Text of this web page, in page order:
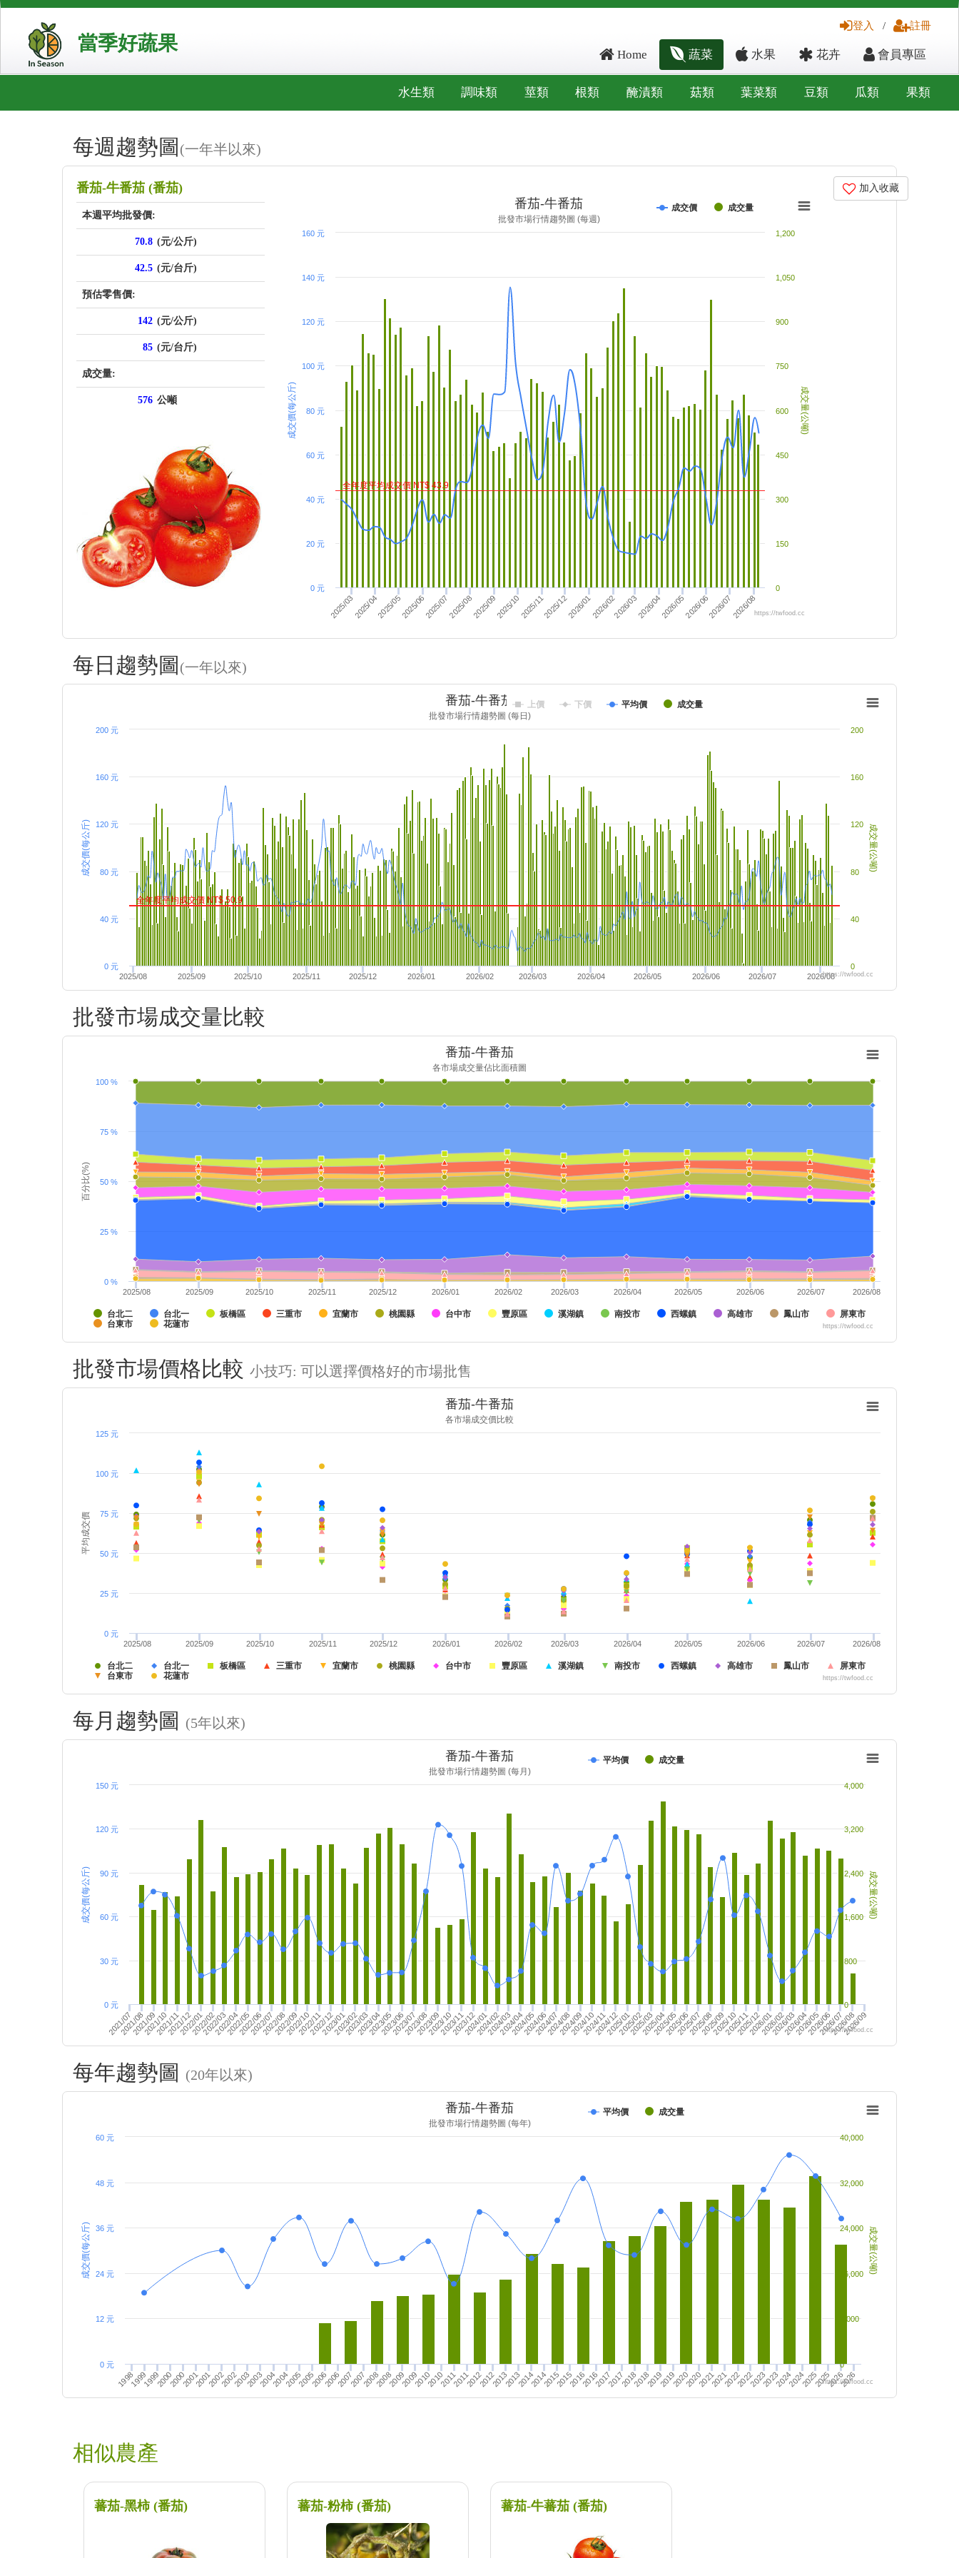
當季好蔬果
登入 / 註冊
Home 蔬菜 水果 花卉 會員專區
水生類 調味類 莖類 根類 醃漬類 菇類 葉菜類 豆類 瓜類 果類
每週趨勢圖 (一年半以來)
番茄-牛番茄 (番茄)
本週平均批發價:
70.8 (元/公斤)
42.5 (元/台斤)
預估零售價:
142 (元/公斤)
85 (元/台斤)
成交量:
576 公噸
加入收藏
成交價(每公斤) 成交量(公噸)
番茄-牛番茄
批發市場行情趨勢圖 (每週)
成交價 成交量
2025/032025/042025/052025/062025/072025/082025/092025/102025/112025/122026/012026/022026/032026/042026/052026/062026/072026/08
0 元
20 元
40 元
60 元
80 元
100 元
120 元
140 元
160 元
0
150
300
450
600
750
900
1,050
1,200
https://twfood.cc
全年度平均成交價 NT$ 43.9
每日趨勢圖 (一年以來)
成交價(每公斤) 成交量(公噸)
番茄-牛番茄
批發市場行情趨勢圖 (每日)
上價 下價 平均價 成交量
2025/08 2025/09 2025/10 2025/11 2025/12 2026/01 2026/02 2026/03 2026/04 2026/05 2026/06 2026/07 2026/08
0 元
40 元
80 元
120 元
160 元
200 元
0
40
80
120
160
200
https://twfood.cc
全年度平均成交價 NT$ 50.9
批發市場成交量比較
百分比(%)
番茄-牛番茄
各市場成交量佔比面積圖
台北二 台北一 板橋區 三重市 宜蘭市 桃園縣 台中市 豐原區 溪湖鎮 南投市 西螺鎮 高雄市 鳳山市
屏東市
台東市
花蓮市
2025/08 2025/09 2025/10 2025/11 2025/12 2026/01 2026/02 2026/03 2026/04 2026/05 2026/06 2026/07 2026/08
0 %
25 %
50 %
75 %
100 %
https://twfood.cc
批發市場價格比較 小技巧: 可以選擇價格好的市場批售
平均成交價
番茄-牛番茄
各市場成交價比較
台北二 台北一 板橋區 三重市 宜蘭市 桃園縣 台中市 豐原區 溪湖鎮 南投市 西螺鎮 高雄市 鳳山市
屏東市
台東市
花蓮市
2025/08 2025/09 2025/10 2025/11 2025/12 2026/01 2026/02 2026/03 2026/04 2026/05 2026/06 2026/07 2026/08
0 元
25 元
50 元
75 元
100 元
125 元
https://twfood.cc
每月趨勢圖 (5年以來)
成交價(每公斤) 成交量(公噸)
番茄-牛番茄
批發市場行情趨勢圖 (每月)
平均價 成交量
2021/07
2021/082021/092021/102021/112021/122022/012022/02
2022/032022/042022/052022/062022/072022/082022/092022/102022/112022/122023/012023/02
2023/032023/042023/052023/062023/072023/082023/092023/102023/112023/122024/012024/02
2024/032024/042024/052024/062024/072024/082024/092024/102024/112024/122025/012025/02
2025/032025/042025/052025/062025/072025/082025/092025/102025/112025/122026/012026/02
2026/032026/042026/052026/062026/072026/082026/09
0 元
30 元
60 元
90 元
120 元
150 元
0
800
1,600
2,400
3,200
4,000
https://twfood.cc
每年趨勢圖 (20年以來)
成交價(每公斤) 成交量(公噸)
番茄-牛番茄
批發市場行情趨勢圖 (每年)
平均價 成交量
199819991999200020002001200120022002200320032004200420052005200620062007200720082008200920092010201020112011201220122013201320142014201520152016201620172017201820182019201920202020202120212022202220232023202420242025202520262026
0 元
12 元
24 元
36 元
48 元
60 元
0
8,000
16,000
24,000
32,000
40,000
https://twfood.cc
相似農產
蕃茄-黑柿 (番茄) 蕃茄-粉柿 (番茄) 蕃茄-牛蕃茄 (番茄)